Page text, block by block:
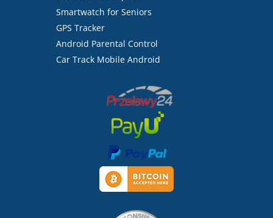
Smartwatch for Seniors
GPS Tracker
Android Parental Control
Car Track Mobile Android